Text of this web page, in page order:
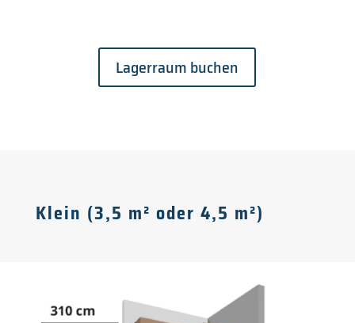
Lagerraum buchen
Klein (3,5 m² oder 4,5 m²)